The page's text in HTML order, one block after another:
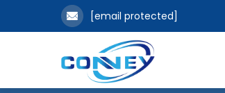
[email protected]